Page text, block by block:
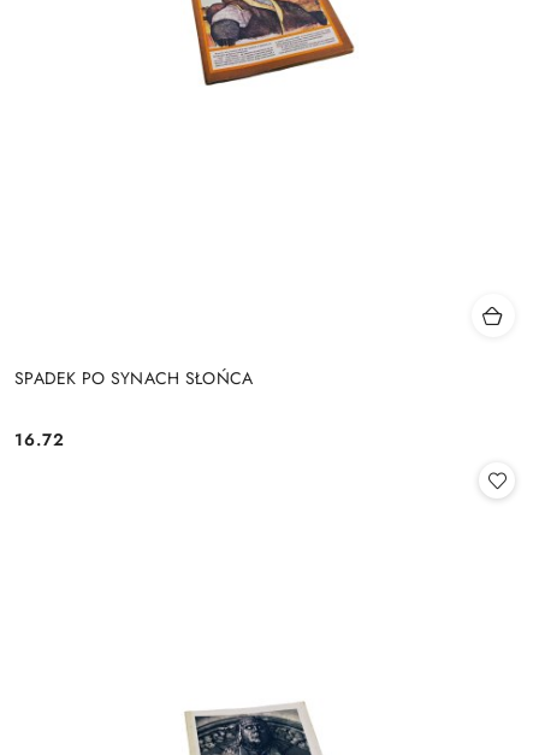
SPADEK PO SYNACH SŁOŃCA
Cena:
16.72